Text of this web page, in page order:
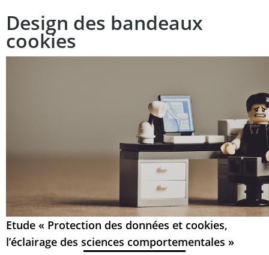
Design des bandeaux
cookies
Etude « Protection des données et cookies,
l’éclairage des sciences comportementales »